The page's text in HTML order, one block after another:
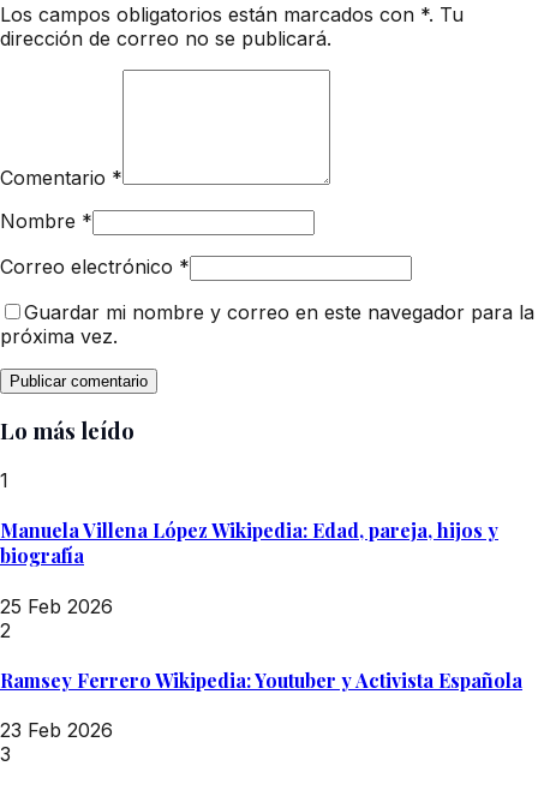
Los campos obligatorios están marcados con *. Tu
dirección de correo no se publicará.
Comentario *
Nombre *
Correo electrónico *
Guardar mi nombre y correo en este navegador para la
próxima vez.
Lo más leído
1
Manuela Villena López Wikipedia: Edad, pareja, hijos y
biografía
25 Feb 2026
2
Ramsey Ferrero Wikipedia: Youtuber y Activista Española
23 Feb 2026
3